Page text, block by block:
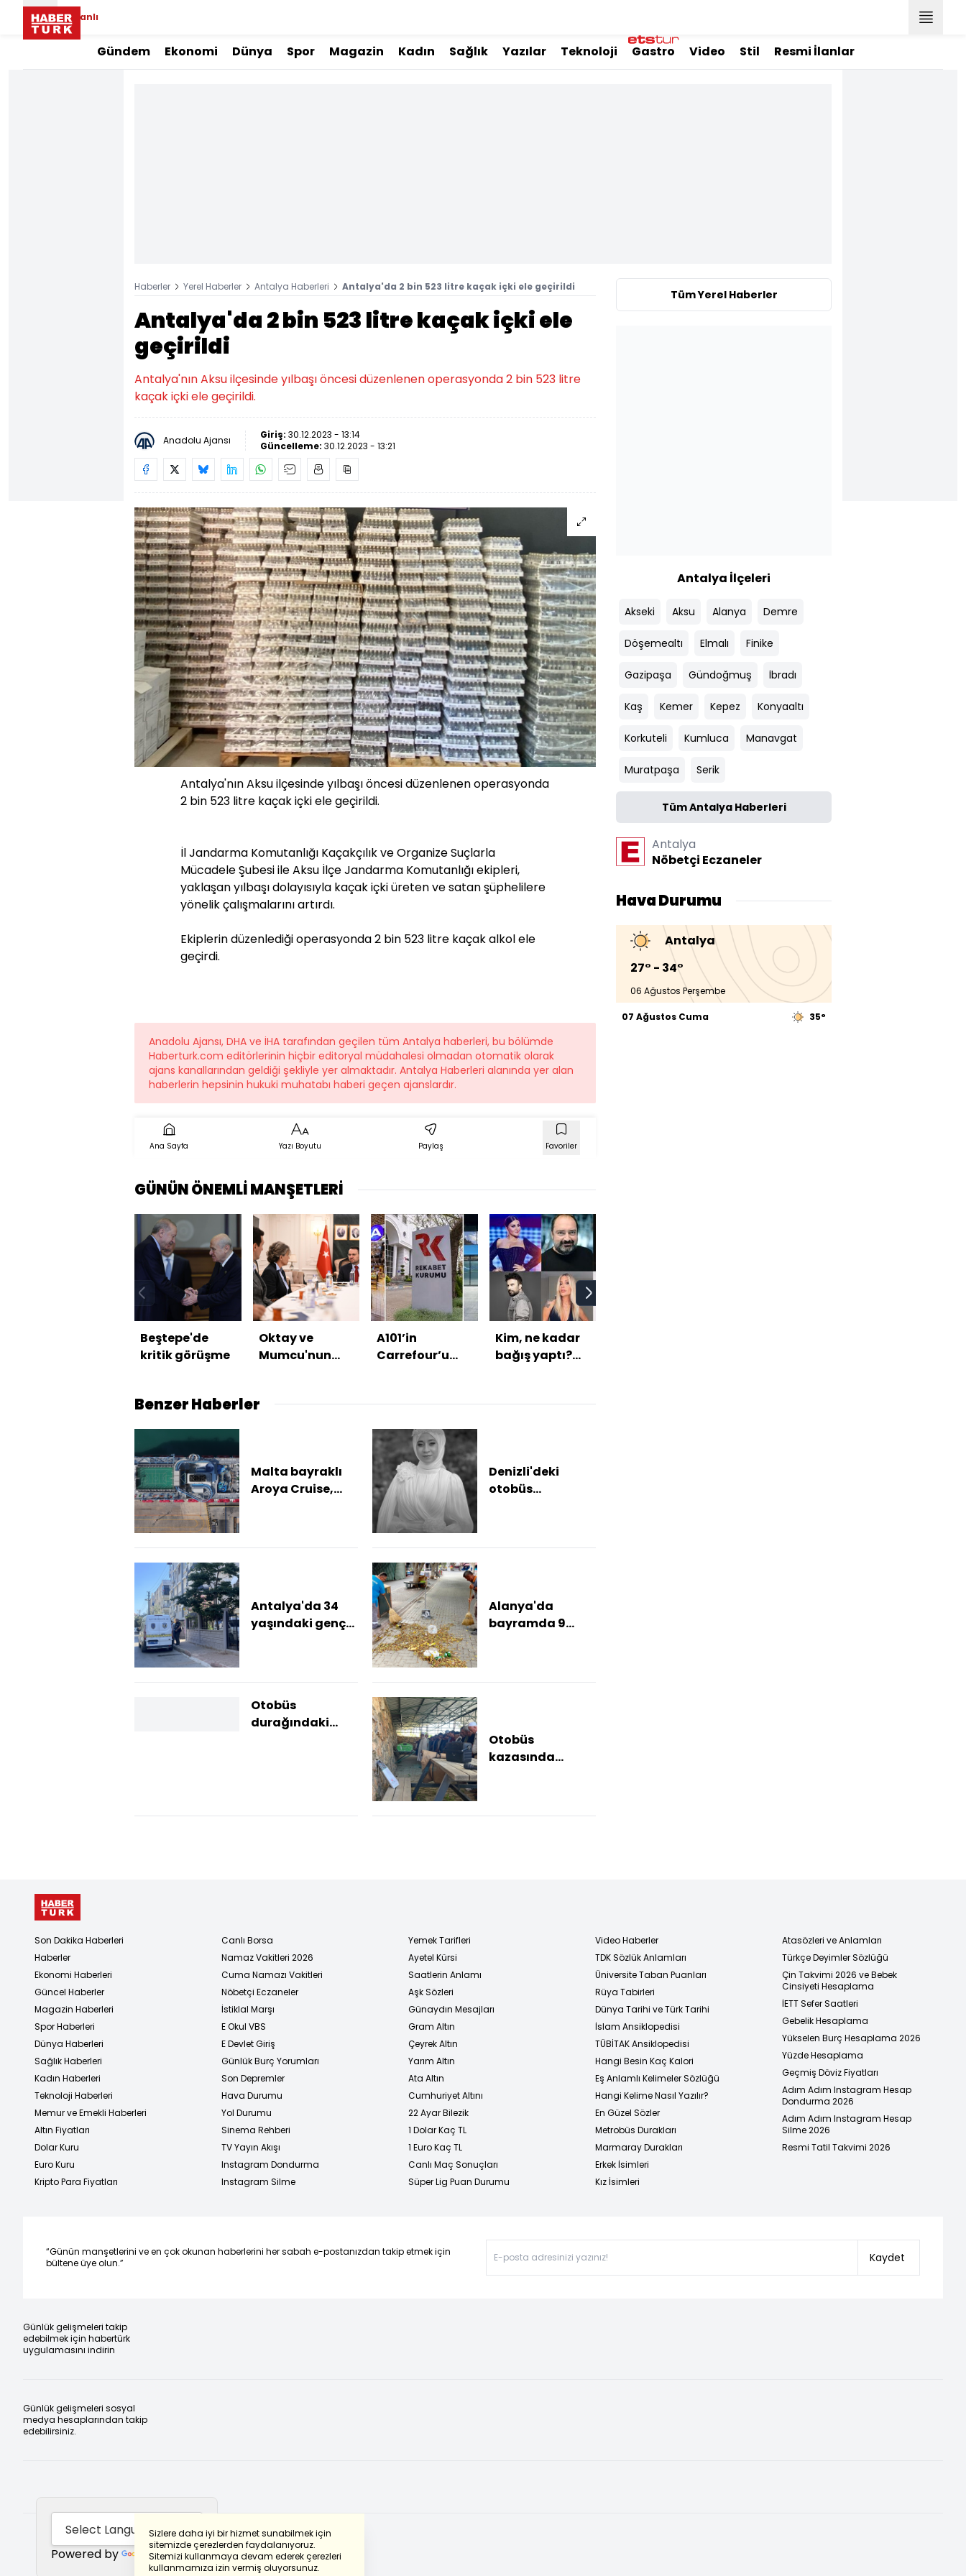
Canlı
Gündem Ekonomi Dünya Spor Magazin Kadın Sağlık Yazılar Teknoloji Gastro Video Stil Resmi İlanlar
Haberler Yerel Haberler Antalya Haberleri Antalya'da 2 bin 523 litre kaçak içki ele geçirildi
Antalya'da 2 bin 523 litre kaçak içki ele
geçirildi
Antalya'nın Aksu ilçesinde yılbaşı öncesi düzenlenen operasyonda 2 bin 523 litre
kaçak içki ele geçirildi.
Anadolu Ajansı Giriş: 30.12.2023 - 13:14
Güncelleme: 30.12.2023 - 13:21
Antalya'nın Aksu ilçesinde yılbaşı öncesi düzenlenen operasyonda
2 bin 523 litre kaçak içki ele geçirildi.
İl Jandarma Komutanlığı Kaçakçılık ve Organize Suçlarla
Mücadele Şubesi ile Aksu İlçe Jandarma Komutanlığı ekipleri,
yaklaşan yılbaşı dolayısıyla kaçak içki üreten ve satan şüphelilere
yönelik çalışmalarını artırdı.
Ekiplerin düzenlediği operasyonda 2 bin 523 litre kaçak alkol ele
geçirdi.
Anadolu Ajansı, DHA ve İHA tarafından geçilen tüm Antalya haberleri, bu bölümde
Haberturk.com editörlerinin hiçbir editoryal müdahalesi olmadan otomatik olarak
ajans kanallarından geldiği şekliyle yer almaktadır. Antalya Haberleri alanında yer alan
haberlerin hepsinin hukuki muhatabı haberi geçen ajanslardır.
Ana Sayfa Yazı Boyutu Paylaş Favoriler
GÜNÜN ÖNEMLİ MANŞETLERİ
Beştepe'de
kritik görüşme
Oktay ve
Mumcu'nun
A101’in
Carrefour’u
Kim, ne kadar
bağış yaptı?
Benzer Haberler
Malta bayraklı
Aroya Cruise,
Denizli'deki
otobüs
Antalya'da 34
yaşındaki genç
Alanya'da
bayramda 9
Otobüs
durağındaki
Otobüs
kazasında
Tüm Yerel Haberler
Antalya İlçeleri
Akseki Aksu Alanya Demre
Döşemealtı Elmalı Finike
Gazipaşa Gündoğmuş İbradı
Kaş Kemer Kepez Konyaaltı
Korkuteli Kumluca Manavgat
Muratpaşa Serik
Tüm Antalya Haberleri
Antalya
Nöbetçi Eczaneler
Hava Durumu
Antalya
27° - 34°
06 Ağustos Perşembe
07 Ağustos Cuma 35°
Sizlere daha iyi bir hizmet sunabilmek için
sitemizde çerezlerden faydalanıyoruz.
Sitemizi kullanmaya devam ederek çerezleri
kullanmamıza izin vermiş oluyorsunuz.
Son Dakika Haberleri
Haberler
Ekonomi Haberleri
Güncel Haberler
Magazin Haberleri
Spor Haberleri
Dünya Haberleri
Sağlık Haberleri
Kadın Haberleri
Teknoloji Haberleri
Memur ve Emekli Haberleri
Altın Fiyatları
Dolar Kuru
Euro Kuru
Kripto Para Fiyatları
Canlı Borsa
Namaz Vakitleri 2026
Cuma Namazı Vakitleri
Nöbetçi Eczaneler
İstiklal Marşı
E Okul VBS
E Devlet Giriş
Günlük Burç Yorumları
Son Depremler
Hava Durumu
Yol Durumu
Sinema Rehberi
TV Yayın Akışı
Instagram Dondurma
Instagram Silme
Yemek Tarifleri
Ayetel Kürsi
Saatlerin Anlamı
Aşk Sözleri
Günaydın Mesajları
Gram Altın
Çeyrek Altın
Yarım Altın
Ata Altın
Cumhuriyet Altını
22 Ayar Bilezik
1 Dolar Kaç TL
1 Euro Kaç TL
Canlı Maç Sonuçları
Süper Lig Puan Durumu
Video Haberler
TDK Sözlük Anlamları
Üniversite Taban Puanları
Rüya Tabirleri
Dünya Tarihi ve Türk Tarihi
İslam Ansiklopedisi
TÜBİTAK Ansiklopedisi
Hangi Besin Kaç Kalori
Eş Anlamlı Kelimeler Sözlüğü
Hangi Kelime Nasıl Yazılır?
En Güzel Sözler
Metrobüs Durakları
Marmaray Durakları
Erkek İsimleri
Kız İsimleri
Atasözleri ve Anlamları
Türkçe Deyimler Sözlüğü
Çin Takvimi 2026 ve Bebek
Cinsiyeti Hesaplama
İETT Sefer Saatleri
Gebelik Hesaplama
Yükselen Burç Hesaplama 2026
Yüzde Hesaplama
Geçmiş Döviz Fiyatları
Adım Adım Instagram Hesap
Dondurma 2026
Adım Adım Instagram Hesap
Silme 2026
Resmi Tatil Takvimi 2026
“Günün manşetlerini ve en çok okunan haberlerini her sabah e-postanızdan takip etmek için
bültene üye olun.”
Kaydet
Günlük gelişmeleri takip
edebilmek için habertürk
uygulamasını indirin
Günlük gelişmeleri sosyal
medya hesaplarından takip
edebilirsiniz.
Powered by Translate